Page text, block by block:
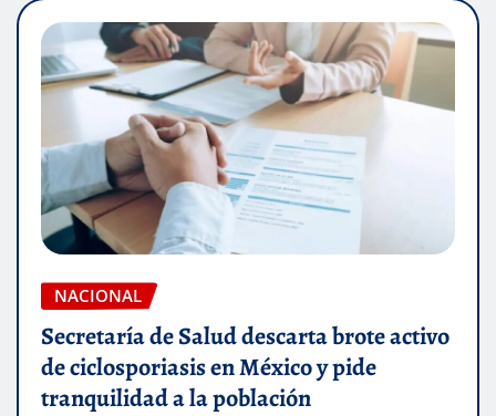
NACIONAL
Secretaría de Salud descarta brote activo
de ciclosporiasis en México y pide
tranquilidad a la población